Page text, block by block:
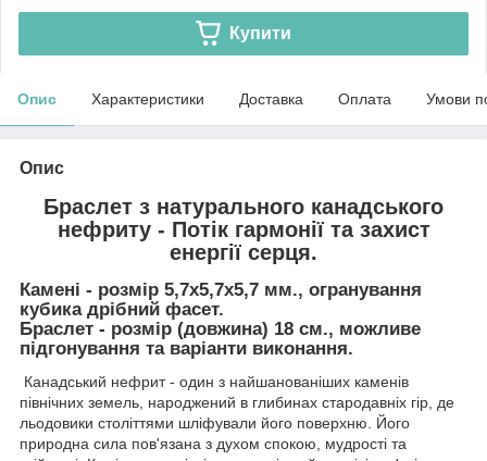
Купити
Опис Характеристики Доставка Оплата Умови
Опис
Браслет з натурального канадського
нефриту - Потік гармонії та захист
енергії серця.
Камені - розмір 5,7х5,7х5,7 мм., огранування
кубика дрібний фасет.
Браслет - розмір (довжина) 18 см., можливе
підгонування та варіанти виконання.
Канадський нефрит - один з найшанованіших каменів
північних земель, народжений в глибинах стародавніх гір, де
льодовики століттями шліфували його поверхню. Його
природна сила пов'язана з духом спокою, мудрості та